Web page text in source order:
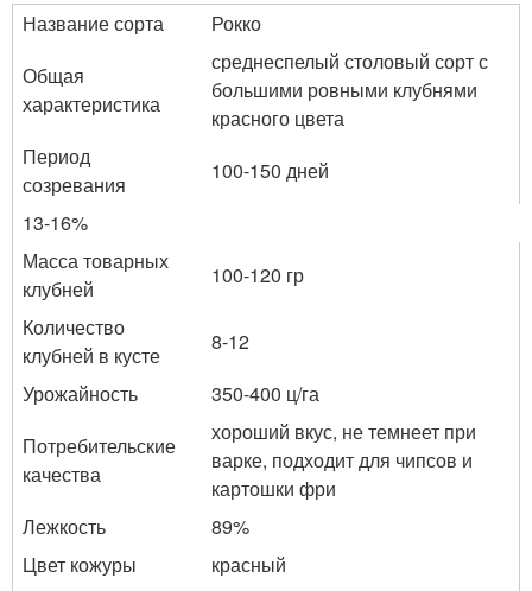
Название сорта
Рокко
Общая
характеристика
среднеспелый столовый сорт с
большими ровными клубнями
красного цвета
Период
созревания
100-150 дней
13-16%
Масса товарных
клубней
100-120 гр
Количество
клубней в кусте
8-12
Урожайность
350-400 ц/га
Потребительские
качества
хороший вкус, не темнеет при
варке, подходит для чипсов и
картошки фри
Лежкость
89%
Цвет кожуры
красный